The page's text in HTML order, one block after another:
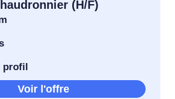
(H/F)
profil
Voir l'offre